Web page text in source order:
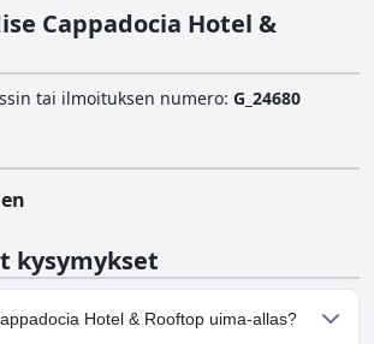
Cappadocia Hotel &
tai ilmoituksen numero: G_24680
kysymykset
Hotel & Rooftop uima-allas?